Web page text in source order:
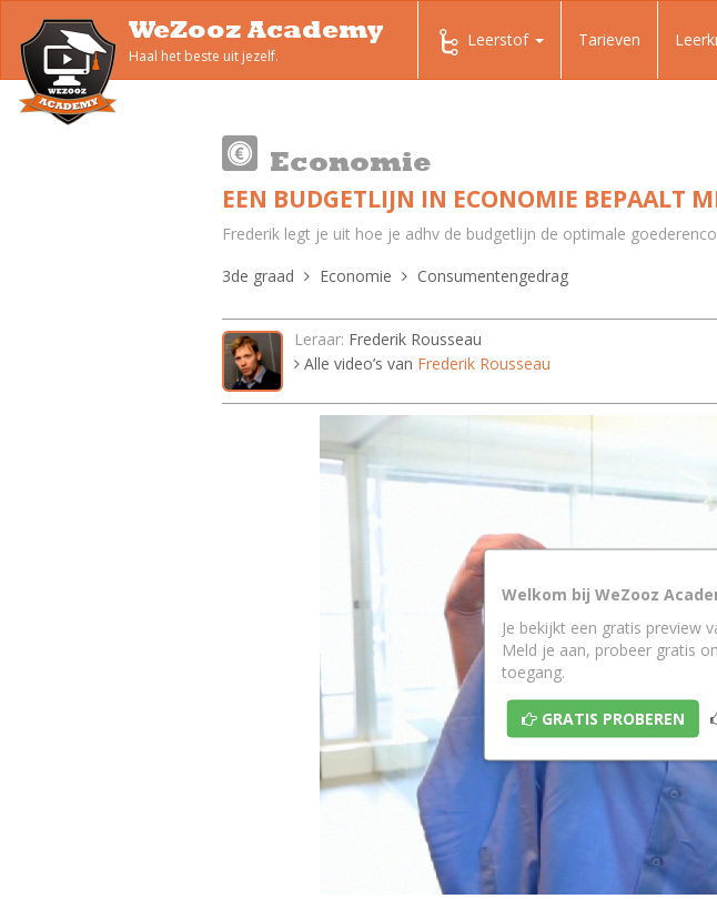
WeZooz Academy
Haal het beste uit jezelf.
Leerstof Tarieven
Economie
EEN BUDGETLIJN IN ECONOMIE BEPAALT
Frederik legt je uit hoe je adhv de budgetlijn de optimale
3de graad
Economie Consumentengedrag
Leraar: Frederik Rousseau
Alle video’s van Frederik Rousseau
Welkom bij WeZooz
Je bekijkt een gratis preview
Meld je aan, probeer gratis
toegang.
GRATIS PROBEREN